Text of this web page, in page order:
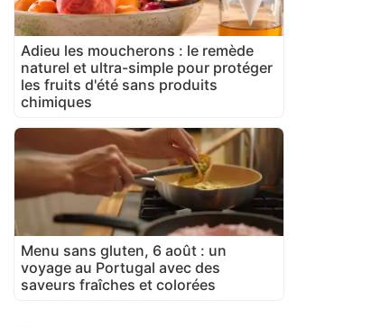
Adieu les moucherons : le remède
naturel et ultra-simple pour protéger
les fruits d'été sans produits
chimiques
Menu sans gluten, 6 août : un
voyage au Portugal avec des
saveurs fraîches et colorées